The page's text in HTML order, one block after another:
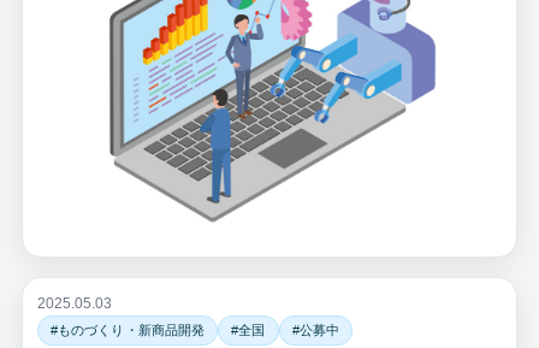
2025.05.03
#ものづくり・新商品開発 #全国 #公募中